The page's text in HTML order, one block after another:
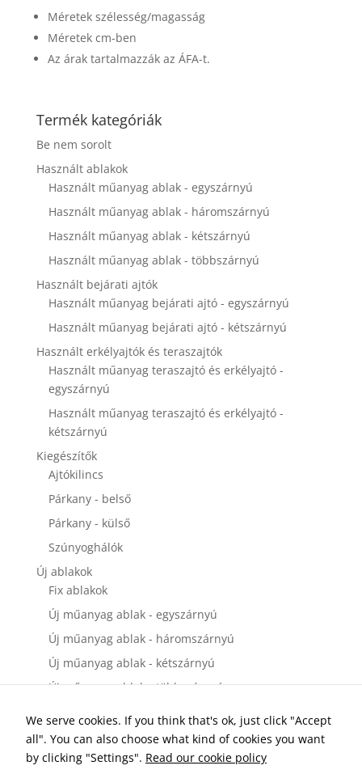
Méretek szélesség/magasság
Méretek cm-ben
Az árak tartalmazzák az ÁFA-t.
Termék kategóriák
Be nem sorolt
Használt ablakok
Használt műanyag ablak - egyszárnyú
Használt műanyag ablak - háromszárnyú
Használt műanyag ablak - kétszárnyú
Használt műanyag ablak - többszárnyú
Használt bejárati ajtók
Használt műanyag bejárati ajtó - egyszárnyú
Használt műanyag bejárati ajtó - kétszárnyú
Használt erkélyajtók és teraszajtók
Használt műanyag teraszajtó és erkélyajtó -
egyszárnyú
Használt műanyag teraszajtó és erkélyajtó -
kétszárnyú
Kiegészítők
Ajtókilincs
Párkany - belső
Párkany - külső
Szúnyoghálók
Új ablakok
Fix ablakok
Új műanyag ablak - egyszárnyú
Új műanyag ablak - háromszárnyú
Új műanyag ablak - kétszárnyú
Új műanyag ablak - többszárnyú
Új műanyag bejárati ajtó - egyszárnyú
Új műanyag bejárati ajtó - kétszárnyú
We serve cookies. If you think that's ok, just click "Accept
all". You can also choose what kind of cookies you want
by clicking "Settings". Read our cookie policy
interests and
you visit our
site, you
chance of
content and
offers.